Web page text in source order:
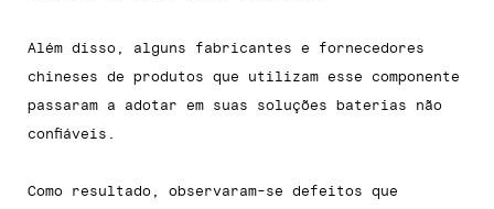
Além disso, alguns fabricantes e fornecedores
chineses de produtos que utilizam esse componente
passaram a adotar em suas soluções baterias não
confiáveis.
Como resultado, observaram-se defeitos que